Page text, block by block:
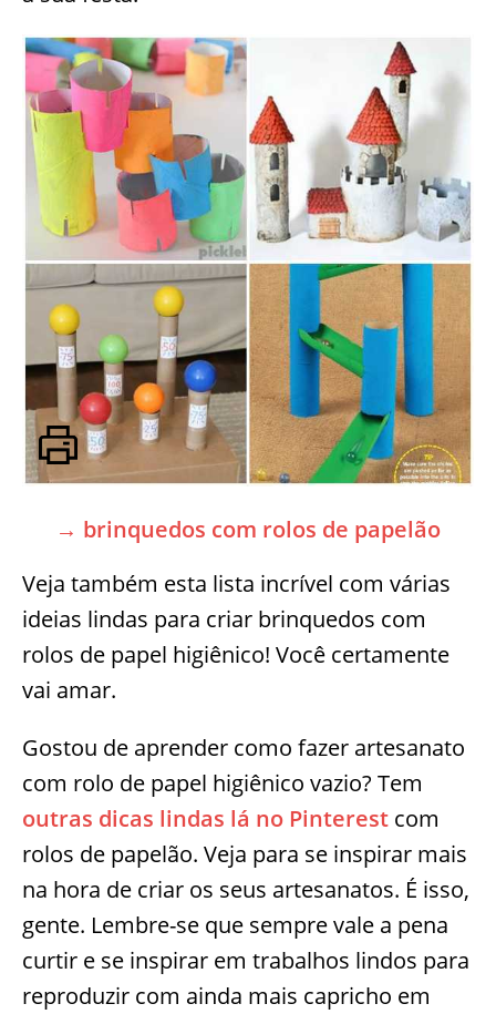
→ brinquedos com rolos de papelão
Veja também esta lista incrível com várias
ideias lindas para criar brinquedos com
rolos de papel higiênico! Você certamente
vai amar.
Gostou de aprender como fazer artesanato
com rolo de papel higiênico vazio? Tem
outras dicas lindas lá no Pinterest com
rolos de papelão. Veja para se inspirar mais
na hora de criar os seus artesanatos. É isso,
gente. Lembre-se que sempre vale a pena
curtir e se inspirar em trabalhos lindos para
reproduzir com ainda mais capricho em